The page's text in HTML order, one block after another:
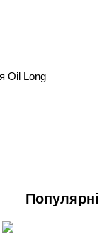
Oil Long
Популярні